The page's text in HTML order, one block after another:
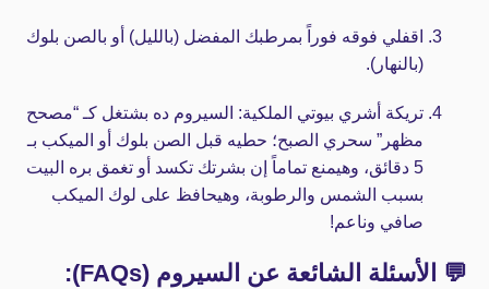
اقفلي فوقه فوراً بمرطبك المفضل (بالليل) أو بالصن بلوك
(بالنهار).
تريكة أشري بيوتي الملكية: السيروم ده بشتغل كـ “مصحح
مظهر” سحري الصبح؛ حطيه قبل الصن بلوك أو الميكب بـ
5 دقائق، وهيمنع تماماً إن بشرتك تكسد أو تغمق بره البيت
بسبب الشمس والرطوبة، وهيحافظ على لوك الميكب
صافي وناعم!
💬 الأسئلة الشائعة عن السيروم (FAQs):